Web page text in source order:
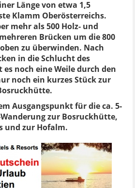
Länge von etwa 1,5
Klamm Oberösterreichs.
mehr als 500 Holz- und
Brücken um die 800
zu überwinden. Nach
in die Schlucht des
es noch eine Weile durch den
noch ein kurzes Stück zur
Ausgangspunkt für die ca. 5-
zur Bosruckhütte,
und zur Hofalm.